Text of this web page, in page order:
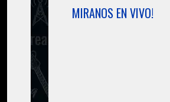
MIRANOS EN VIVO!